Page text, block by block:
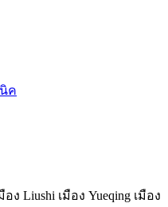
ค
ง Liushi เมือง Yueqing เมือง